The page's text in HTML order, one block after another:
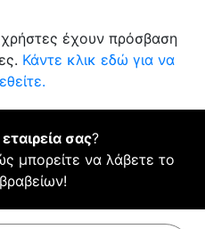
έχουν πρόσβαση
Κάντε κλικ εδώ για να
σας?
μπορείτε να λάβετε το